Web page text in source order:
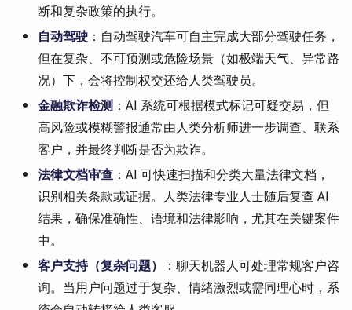
断和复杂政策的执行。
自动驾驶 ：自动驾驶汽车可自主完成大部分驾驶任务，
但在复杂、不可预测或危险场景（如极端天气、异常路
况）下，会将控制权交还给人类驾驶员。
金融欺诈检测 ：AI 系统可根据模式标记可疑交易，但
高风险或模糊警报通常由人类分析师进一步调查、联系
客户，并最终判断是否为欺诈。
法律文档审查 ：AI 可快速扫描和分类大量法律文档，
识别相关条款或证据。人类法律专业人士随后复查 AI
结果，确保准确性、语境和法律影响，尤其在关键案件
中。
客户支持（复杂问题）
：聊天机器人可处理常规客户咨
询。当用户问题过于复杂、情绪激烈或需同理心时，系